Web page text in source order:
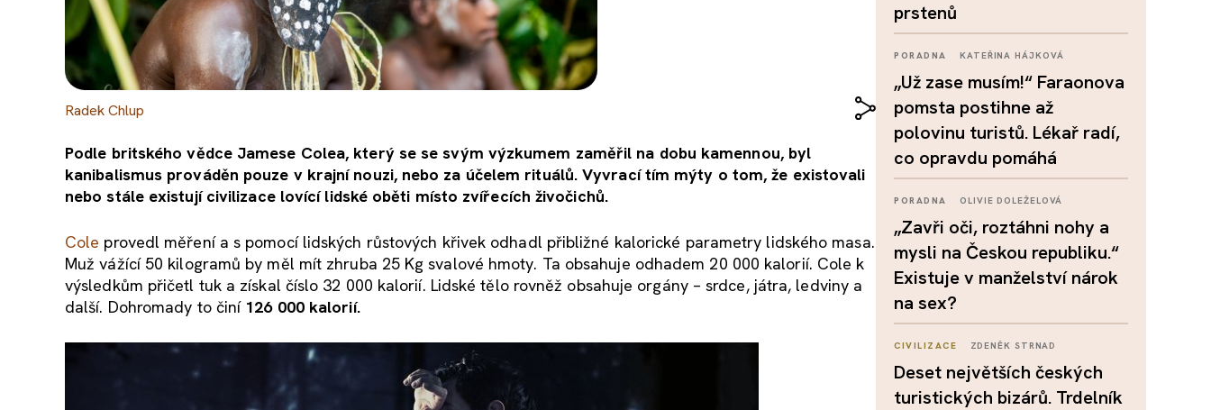
Radek Chlup
Podle britského vědce Jamese Colea, který se se svým výzkumem zaměřil na dobu kamennou, byl
kanibalismus prováděn pouze v krajní nouzi, nebo za účelem rituálů. Vyvrací tím mýty o tom, že existovali
nebo stále existují civilizace lovící lidské oběti místo zvířecích živočichů.
Cole provedl měření a s pomocí lidských růstových křivek odhadl přibližné kalorické parametry lidského masa.
Muž vážící 50 kilogramů by měl mít zhruba 25 Kg svalové hmoty. Ta obsahuje odhadem 20 000 kalorií. Cole k
výsledkům přičetl tuk a získal číslo 32 000 kalorií. Lidské tělo rovněž obsahuje orgány – srdce, játra, ledviny a
další. Dohromady to činí 126 000 kalorií.
prstenů
PORADNA KATEŘINA HÁJKOVÁ
„Už zase musím!“ Faraonova
pomsta postihne až
polovinu turistů. Lékař radí,
co opravdu pomáhá
PORADNA OLIVIE DOLEŽELOVÁ
„Zavři oči, roztáhni nohy a
mysli na Českou republiku.“
Existuje v manželství nárok
na sex?
CIVILIZACE ZDENĚK STRNAD
Deset největších českých
turistických bizárů. Trdelník